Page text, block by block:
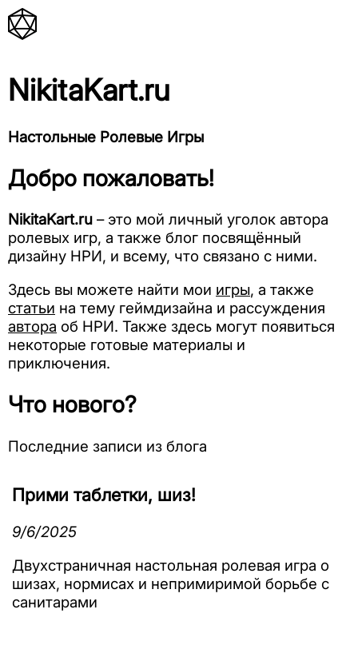
NikitaKart.ru
Настольные Ролевые Игры
Добро пожаловать!
NikitaKart.ru – это мой личный уголок автора
ролевых игр, а также блог посвящённый
дизайну НРИ, и всему, что связано с ними.
Здесь вы можете найти мои игры, а также
статьи на тему геймдизайна и рассуждения
автора об НРИ. Также здесь могут появиться
некоторые готовые материалы и
приключения.
Что нового?
Последние записи из блога
Прими таблетки, шиз!
9/6/2025
Двухстраничная настольная ролевая игра о
шизах, нормисах и непримиримой борьбе с
санитарами